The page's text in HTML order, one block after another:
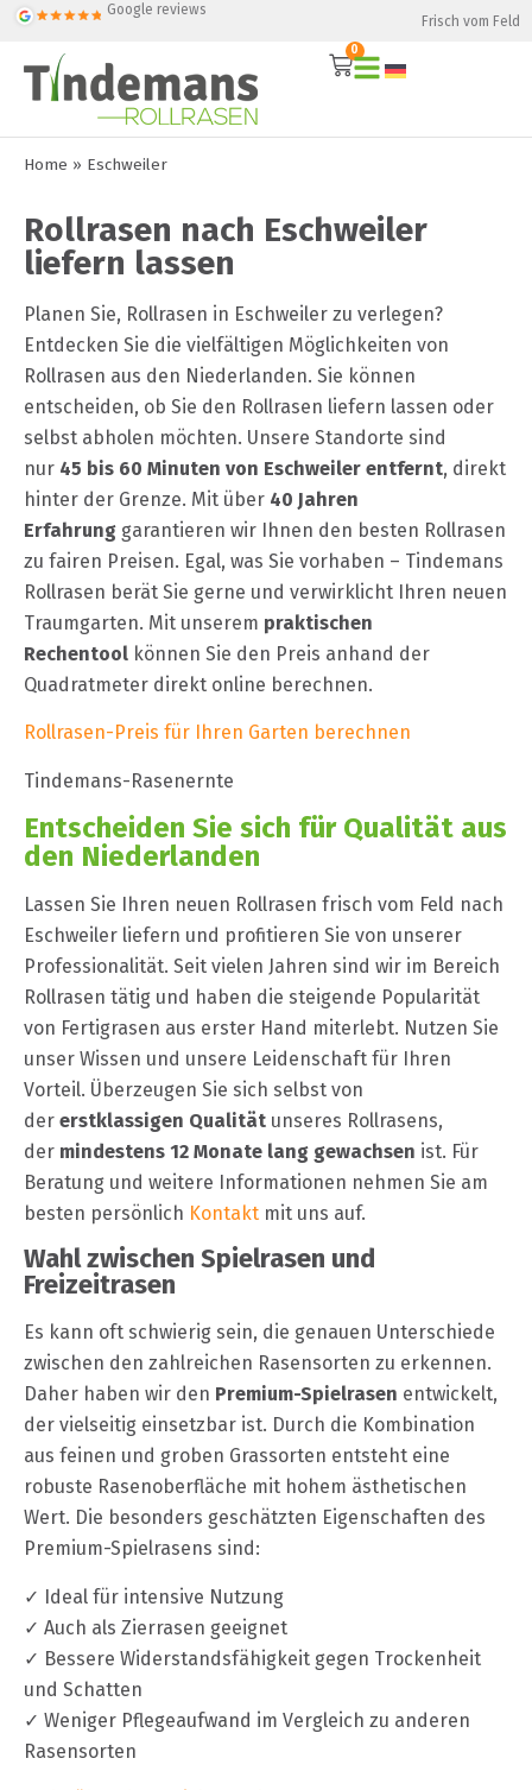
Google reviews
Frisch vom Feld
0
Home » Eschweiler
Rollrasen nach Eschweiler
liefern lassen
Planen Sie, Rollrasen in Eschweiler zu verlegen?
Entdecken Sie die vielfältigen Möglichkeiten von
Rollrasen aus den Niederlanden. Sie können
entscheiden, ob Sie den Rollrasen liefern lassen oder
selbst abholen möchten. Unsere Standorte sind
nur 45 bis 60 Minuten von Eschweiler entfernt, direkt
hinter der Grenze. Mit über 40 Jahren
Erfahrung garantieren wir Ihnen den besten Rollrasen
zu fairen Preisen. Egal, was Sie vorhaben – Tindemans
Rollrasen berät Sie gerne und verwirklicht Ihren neuen
Traumgarten. Mit unserem praktischen
Rechentool können Sie den Preis anhand der
Quadratmeter direkt online berechnen.
Rollrasen-Preis für Ihren Garten berechnen
Tindemans-Rasenernte
Entscheiden Sie sich für Qualität aus
den Niederlanden
Lassen Sie Ihren neuen Rollrasen frisch vom Feld nach
Eschweiler liefern und profitieren Sie von unserer
Professionalität. Seit vielen Jahren sind wir im Bereich
Rollrasen tätig und haben die steigende Popularität
von Fertigrasen aus erster Hand miterlebt. Nutzen Sie
unser Wissen und unsere Leidenschaft für Ihren
Vorteil. Überzeugen Sie sich selbst von
der erstklassigen Qualität unseres Rollrasens,
der mindestens 12 Monate lang gewachsen ist. Für
Beratung und weitere Informationen nehmen Sie am
besten persönlich Kontakt mit uns auf.
Wahl zwischen Spielrasen und
Freizeitrasen
Es kann oft schwierig sein, die genauen Unterschiede
zwischen den zahlreichen Rasensorten zu erkennen.
Daher haben wir den Premium-Spielrasen entwickelt,
der vielseitig einsetzbar ist. Durch die Kombination
aus feinen und groben Grassorten entsteht eine
robuste Rasenoberfläche mit hohem ästhetischen
Wert. Die besonders geschätzten Eigenschaften des
Premium-Spielrasens sind:
✓ Ideal für intensive Nutzung
✓ Auch als Zierrasen geeignet
✓ Bessere Widerstandsfähigkeit gegen Trockenheit
und Schatten
✓ Weniger Pflegeaufwand im Vergleich zu anderen
Rasensorten